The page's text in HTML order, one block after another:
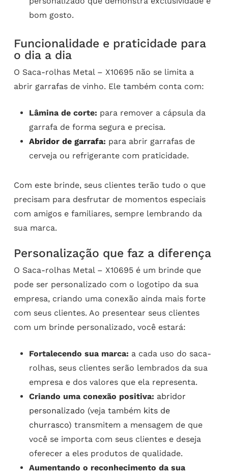
bom gosto.
Funcionalidade e praticidade para
o dia a dia
O Saca-rolhas Metal – X10695 não se limita a
abrir garrafas de vinho. Ele também conta com:
Lâmina de corte: para remover a cápsula da
garrafa de forma segura e precisa.
Abridor de garrafa: para abrir garrafas de
cerveja ou refrigerante com praticidade.
Com este brinde, seus clientes terão tudo o que
precisam para desfrutar de momentos especiais
com amigos e familiares, sempre lembrando da
sua marca.
Personalização que faz a diferença
O Saca-rolhas Metal – X10695 é um brinde que
pode ser personalizado com o logotipo da sua
empresa, criando uma conexão ainda mais forte
com seus clientes. Ao presentear seus clientes
com um brinde personalizado, você estará:
Fortalecendo sua marca: a cada uso do saca-
rolhas, seus clientes serão lembrados da sua
empresa e dos valores que ela representa.
Criando uma conexão positiva: abridor
personalizado (veja também kits de
churrasco) transmitem a mensagem de que
você se importa com seus clientes e deseja
oferecer a eles produtos de qualidade.
Aumentando o reconhecimento da sua